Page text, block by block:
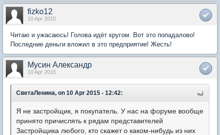
fizko12
10 Apr 2015
Читаю и ужасаюсь! Голова идёт кругом. Вот это попадалово!
Последние деньги вложил в это предприятие! Жесть!
Мусин Александр
10 Apr 2015
СветаЛенина, on 10 Apr 2015 - 12:42:
Я не застройщик, я покупатель. У нас на форуме вообще
принято причислять к рядам представителей
Застройщика любого, кто скажет о каком-нибудь из них